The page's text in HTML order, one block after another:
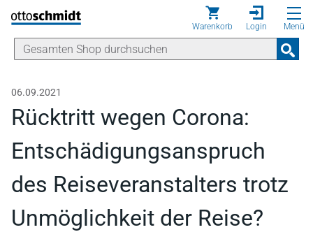
Direkt zum Inhalt
Warenkorb Login Menü
06.09.2021
Rücktritt wegen Corona:
Entschädigungsanspruch
des Reiseveranstalters trotz
Unmöglichkeit der Reise?